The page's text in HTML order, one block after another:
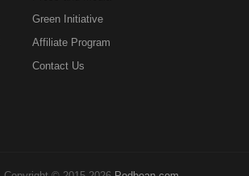
Green Initiative
Affiliate Program
Contact Us